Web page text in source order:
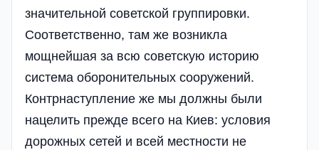
значительной советской группировки.
Соответственно, там же возникла
мощнейшая за всю советскую историю
система оборонительных сооружений.
Контрнаступление же мы должны были
нацелить прежде всего на Киев: условия
дорожных сетей и всей местности не